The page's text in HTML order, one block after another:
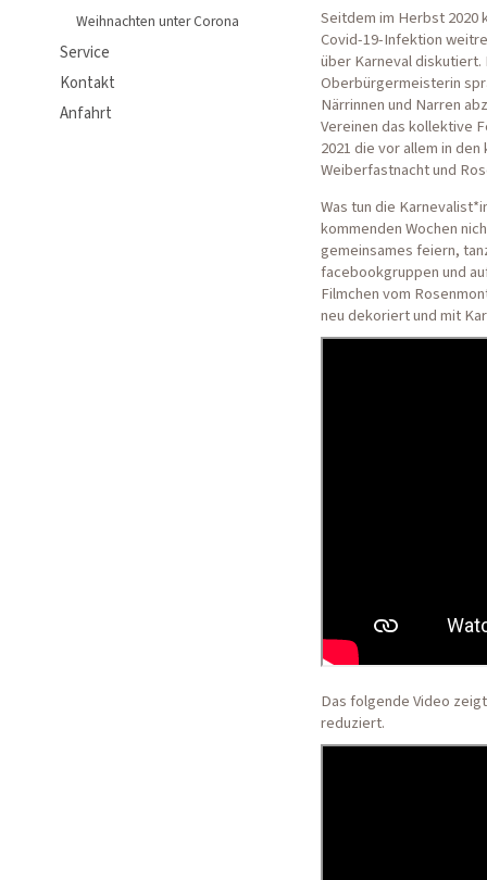
Weihnachten unter Corona
Service
Kontakt
Anfahrt
Seitdem im Herbst 2020
Covid-19-Infektion
über Karneval
Oberbürgermeisterin
Närrinnen und Narren
Vereinen das kollektive
2021 die vor allem in
Weiberfastnacht und
Was tun die
kommenden Wochen
gemeinsames feiern,
facebookgruppen und
Filmchen vom
neu dekoriert und mit
Das folgende Video
reduziert.